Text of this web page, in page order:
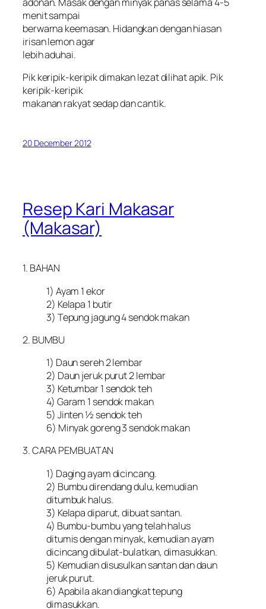
menit sampai
berwarna keemasan. Hidangkan dengan hiasan
irisan lemon agar
lebih aduhai.
Pik keripik-keripik dimakan lezat dilihat apik. Pik
keripik-keripik
makanan rakyat sedap dan cantik.
20 December 2012
Resep Kari Makasar
(Makasar)
1. BAHAN
1) Ayam 1 ekor
2) Kelapa 1 butir
3) Tepung jagung 4 sendok makan
2. BUMBU
1) Daun sereh 2 lembar
2) Daun jeruk purut 2 lembar
3) Ketumbar 1 sendok teh
4) Garam 1 sendok makan
5) Jinten ½ sendok teh
6) Minyak goreng 3 sendok makan
3. CARA PEMBUATAN
1) Daging ayam dicincang.
2) Bumbu direndang dulu, kemudian
ditumbuk halus.
3) Kelapa diparut, dibuat santan.
4) Bumbu-bumbu yang telah halus
ditumis dengan minyak, kemudian ayam
dicincang dibulat-bulatkan, dimasukkan.
5) Kemudian disusulkan santan dan daun
jeruk purut.
6) Apabila akan diangkat tepung
dimasukkan.